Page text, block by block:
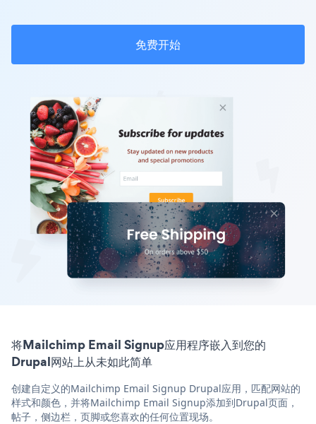
免费开始
将Mailchimp Email Signup应用程序嵌入到您的
Drupal网站上从未如此简单
创建自定义的Mailchimp Email Signup Drupal应用，匹配网站的
样式和颜色，并将Mailchimp Email Signup添加到Drupal页面，
帖子，侧边栏，页脚或您喜欢的任何位置现场。